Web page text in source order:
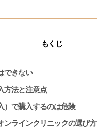
もくじ
できない
方法と注意点
）で購入するのは危険
ンラインクリニックの選び方